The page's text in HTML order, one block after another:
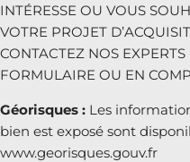
INTÉRESSE OU VOUS
VOTRE PROJET
CONTACTEZ NOS
FORMULAIRE OU EN
Géorisques : Les
bien est exposé sont
www.georisques.gouv.fr